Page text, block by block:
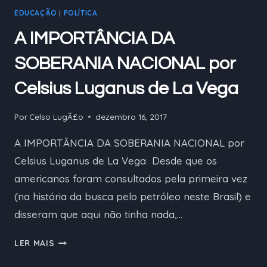
TRIBUNAL
EDUCAÇÃO | POLÍTICA
A IMPORTÂNCIA DA
SOBERANIA NACIONAL por
Celsius Luganus de La Vega
Por Celso LugÃ£o dezembro 16, 2017
A IMPORTÂNCIA DA SOBERANIA NACIONAL por
Celsius Luganus de La Vega Desde que os
americanos foram consultados pela primeira vez
(na história da busca pelo petróleo neste Brasil) e
disseram que aqui não tinha nada,…
LER MAIS